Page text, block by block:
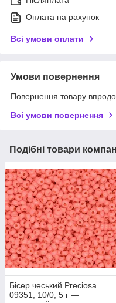
Оплата на рахунок
Всі умови оплати
Умови повернення
Повернення товару
Всі умови повернення
Подібні товари
Бісер чеський Preciosa
09351, 10/0, 5 г —